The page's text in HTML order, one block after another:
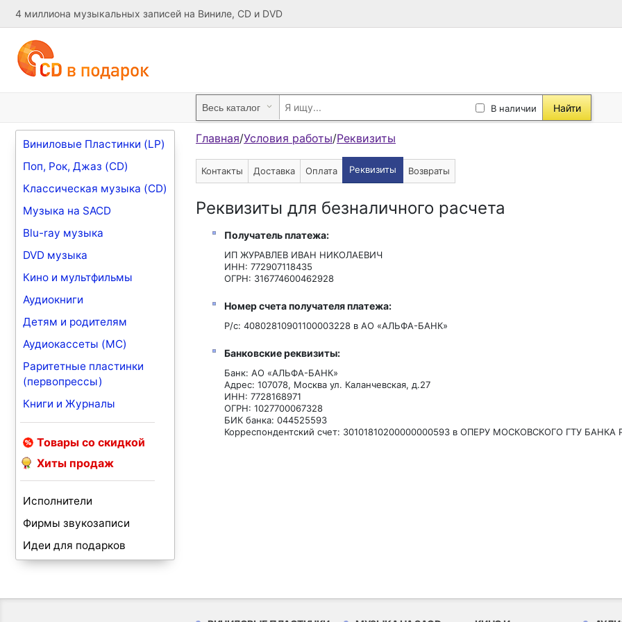
4 миллиона музыкальных записей на Виниле, CD и DVD
В наличии Найти
Виниловые Пластинки (LP)
Поп, Рок, Джаз (CD)
Классическая музыка (CD)
Музыка на SACD
Blu-ray музыка
DVD музыка
Кино и мультфильмы
Аудиокниги
Детям и родителям
Аудиокассеты (MC)
Раритетные пластинки
(первопрессы)
Книги и Журналы
Товары со скидкой
Хиты продаж
Исполнители
Фирмы звукозаписи
Идеи для подарков
Главная/Условия работы/Реквизиты
Контакты Доставка Оплата Реквизиты Возвраты
Реквизиты для безналичного расчета
Получатель платежа:
ИП ЖУРАВЛЕВ ИВАН НИКОЛАЕВИЧ
ИНН: 772907118435
ОГРН: 316774600462928
Номер счета получателя платежа:
Р/с: 40802810901100003228 в АО «АЛЬФА-БАНК»
Банковские реквизиты:
Банк: АО «АЛЬФА-БАНК»
Адрес: 107078, Москва ул. Каланчевская, д.27
ИНН: 7728168971
ОГРН: 1027700067328
БИК банка: 044525593
Корреспондентский счет: 30101810200000000593 в ОПЕРУ МОСКОВСКОГО ГТУ